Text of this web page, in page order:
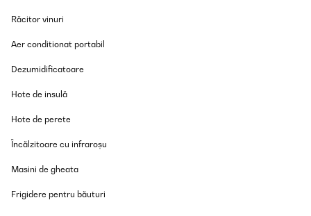
Răcitor vinuri
Aer conditionat portabil
Dezumidificatoare
Hote de insulă
Hote de perete
Încălzitoare cu infraroșu
Masini de gheata
Frigidere pentru băuturi